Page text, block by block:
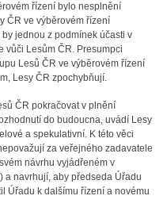
řízení bylo nesplnění
ČR ve výběrovém řízení
jednou z podmínek účasti v
vůči Lesům ČR. Presumpci
Lesů ČR ve výběrovém řízení
Lesy ČR zpochybňují.
ČR pokračovat v plnění
do budoucna, uvádí Lesy
a spekulativní. K této věci
za veřejného zadavatele
návrhu vyjádřeném v
a navrhují, aby předseda Úřadu
Úřadu k dalšímu řízení a novému